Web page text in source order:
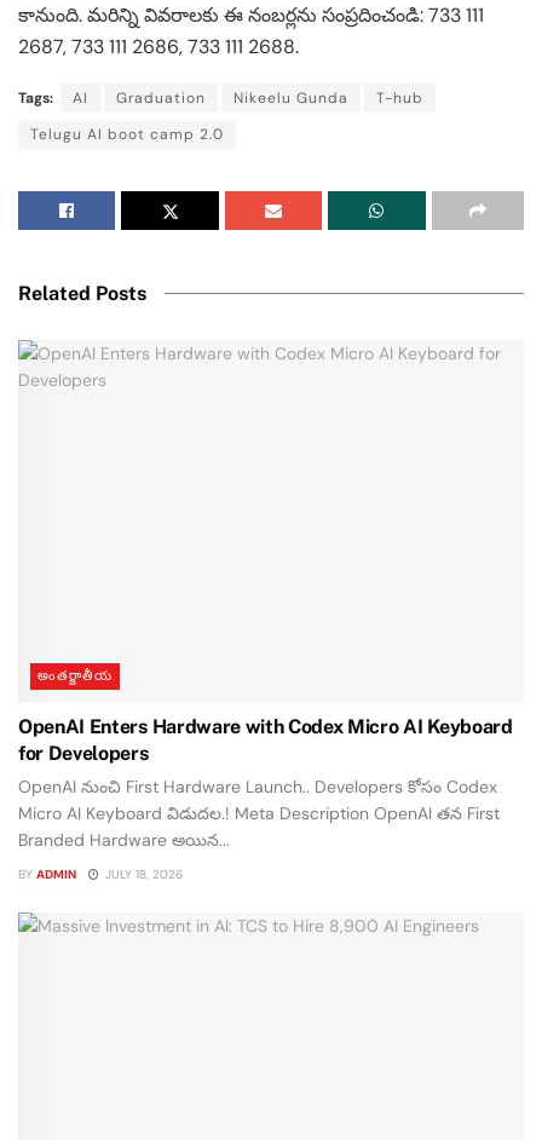
కానుంది. మరిన్ని వివరాలకు ఈ నంబర్లను సంప్రదించండి: 733 111
2687, 733 111 2686, 733 111 2688.
Tags: AI Graduation Nikeelu Gunda
T-hub
Telugu AI boot camp 2.0
Related Posts
అంతర్జాతీయ
OpenAI Enters Hardware with Codex Micro AI Keyboard
for Developers
OpenAI నుంచి First Hardware Launch.. Developers కోసం Codex
Micro AI Keyboard విడుదల.! Meta Description OpenAI తన First
Branded Hardware అయిన...
BY ADMIN JULY 18, 2026